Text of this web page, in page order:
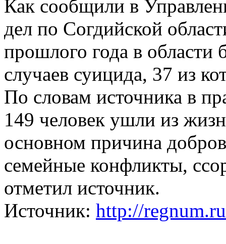
Как сообщили в
дел по Согдийской
прошлого года в области
случаев суицида, 37 из
По словам источника в
149 человек ушли из
основном причина
семейные конфликты,
отметил источник.
Источник: http://regnum.ru